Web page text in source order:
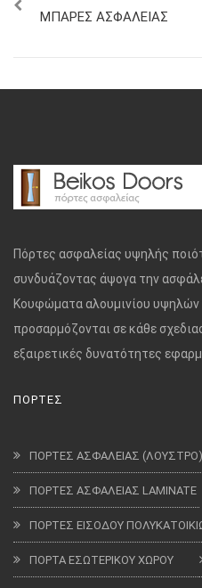
ΜΠΑΡΕΣ ΑΣΦΑΛΕΙΑΣ
Πόρτες ασφαλείας υψηλής
συνδυάζοντας άψογα την
Κουφώματα αλουμινίου
προσαρμόζονται σε κάθε
εξαιρετικές δυνατότητες
ΠΟΡΤΕΣ
ΠΟΡΤΕΣ ΑΣΦΑΛΕΙΑΣ (ΛΟΥΣΤΡΟ)
ΠΟΡΤΕΣ ΑΣΦΑΛΕΙΑΣ LAMINATE
ΠΟΡΤΕΣ ΕΙΣΟΔΟΥ
ΠΟΡΤΑ ΕΣΩΤΕΡΙΚΟΥ ΧΩΡΟΥ